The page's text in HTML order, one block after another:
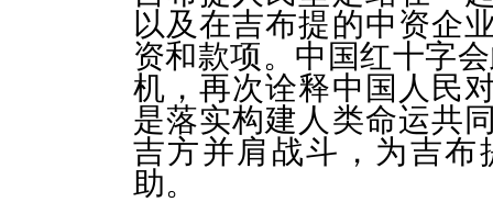
以及在吉布提的中资企
资和款项。 中国红十字会
机 ，再次诠释中国人民
是落实构建人类命运共
吉方并肩战斗，为吉
助。